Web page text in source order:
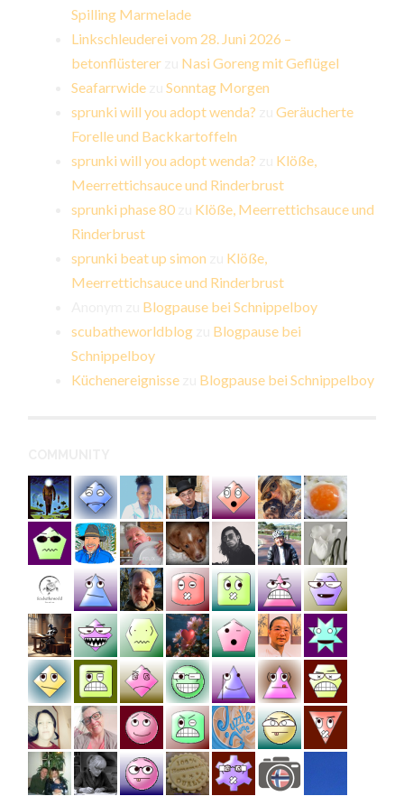
Spilling Marmelade
Linkschleuderei vom 28. Juni 2026 –
betonflüsterer
Nasi Goreng mit Geflügel
Seafarrwide zuSonntag Morgen
sprunki will you adopt wenda? zuGeräucherte
Forelle und Backkartoffeln
sprunki will you adopt wenda?
Klöße,
Meerrettichsauce und Rinderbrust
sprunki phase 80
Klöße, Meerrettichsauce und
Rinderbrust
sprunki beat up simon
Klöße,
Meerrettichsauce und Rinderbrust
Blogpause bei Schnippelboy
scubatheworldblog
Blogpause bei
Schnippelboy
Küchenereignisse
Blogpause bei Schnippelboy